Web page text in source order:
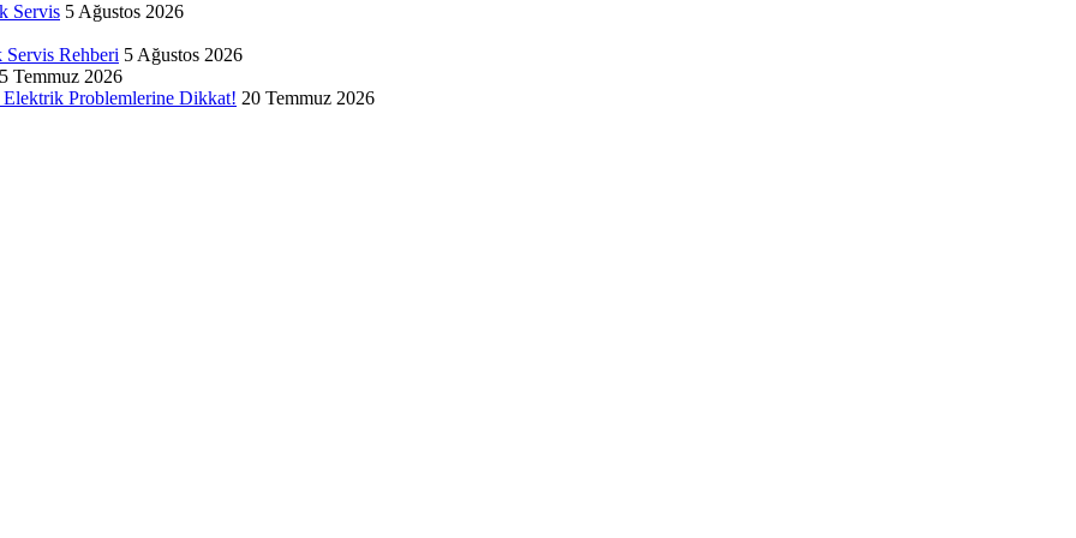
Servis 5 Ağustos 2026
Servis Rehberi 5 Ağustos 2026
Temmuz 2026
Problemlerine Dikkat! 20 Temmuz 2026